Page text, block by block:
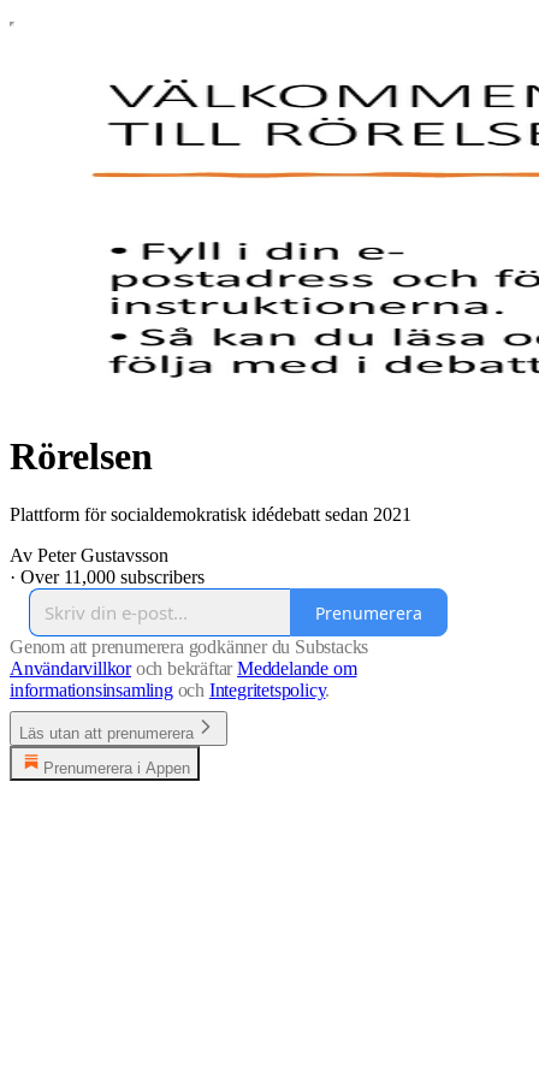
Rörelsen
Plattform för socialdemokratisk idédebatt sedan 2021
Av Peter Gustavsson
· Over 11,000 subscribers
Prenumerera
Genom att prenumerera godkänner du Substacks
Användarvillkoroch bekräftarMeddelande om
informationsinsamlingoch Integritetspolicy.
Läs utan att prenumerera
Prenumerera i Appen